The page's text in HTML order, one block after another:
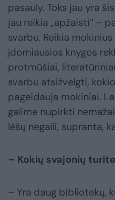
pasauly. Toks jau yra
jau reikia „apžaisti“ –
svarbu. Reikia
įdomiausios knygos
protmūšiai,
svarbu atsižvelgti,
pageidauja mokiniai.
galime nupirkti
lėšų negaili, supranta,
– Kokių svajonių
– Yra daug bibliotekų,